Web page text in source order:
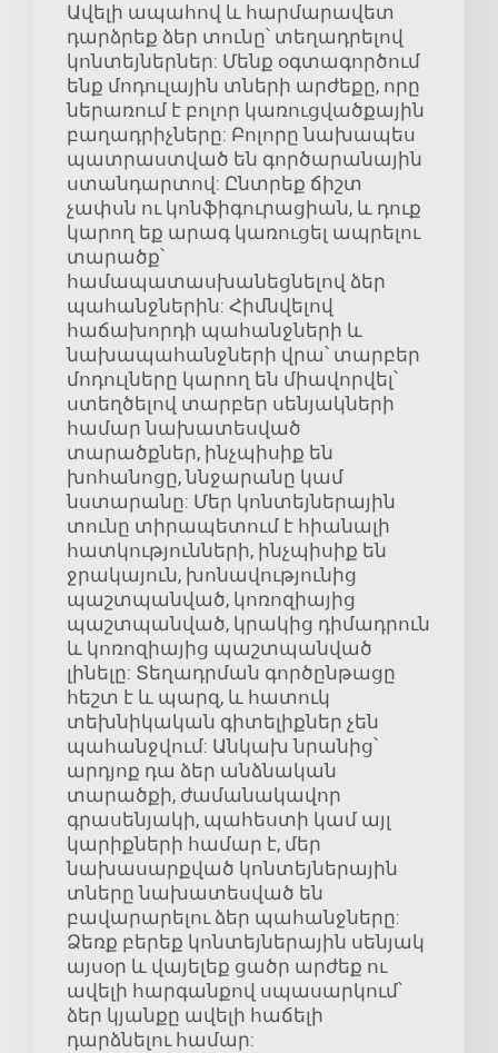
Ավելի ապահով և հարմարավետ
դարձրեք ձեր տունը՝ տեղադրելով
կոնտեյներներ: Մենք օգտագործում
ենք մոդուլային տների արժեքը, որը
ներառում է բոլոր կառուցվածքային
բաղադրիչները: Բոլորը նախապես
պատրաստված են գործարանային
ստանդարտով: Ընտրեք ճիշտ
չափսն ու կոնֆիգուրացիան, և դուք
կարող եք արագ կառուցել ապրելու
տարածք՝
համապատասխանեցնելով ձեր
պահանջներին: Հիմնվելով
հաճախորդի պահանջների և
նախապահանջների վրա՝ տարբեր
մոդուլները կարող են միավորվել՝
ստեղծելով տարբեր սենյակների
համար նախատեսված
տարածքներ, ինչպիսիք են
խոհանոցը, ննջարանը կամ
նստարանը: Մեր կոնտեյներային
տունը տիրապետում է հիանալի
հատկությունների, ինչպիսիք են
ջրակայուն, խոնավությունից
պաշտպանված, կոռոզիայից
պաշտպանված, կրակից դիմադրուն
և կոռոզիայից պաշտպանված
լինելը: Տեղադրման գործընթացը
հեշտ է և պարզ, և հատուկ
տեխնիկական գիտելիքներ չեն
պահանջվում: Անկախ նրանից՝
արդյոք դա ձեր անձնական
տարածքի, ժամանակավոր
գրասենյակի, պահեստի կամ այլ
կարիքների համար է, մեր
նախասարքված կոնտեյներային
տները նախատեսված են
բավարարելու ձեր պահանջները:
Ձեռք բերեք կոնտեյներային սենյակ
այսօր և վայելեք ցածր արժեք ու
ավելի հարգանքով սպասարկում՝
ձեր կյանքը ավելի հաճելի
դարձնելու համար: